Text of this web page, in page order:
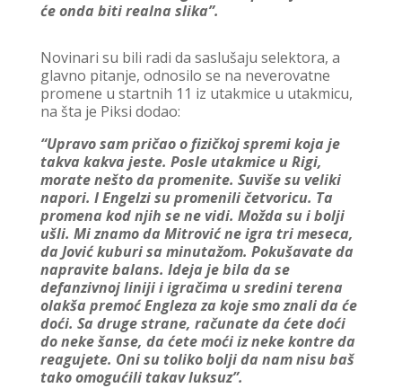
će onda biti realna slika”.
Novinari su bili radi da saslušaju selektora, a
glavno pitanje, odnosilo se na neverovatne
promene u startnih 11 iz utakmice u utakmicu,
na šta je Piksi dodao:
“Upravo sam pričao o fizičkoj spremi koja je
takva kakva jeste. Posle utakmice u Rigi,
morate nešto da promenite. Suviše su veliki
napori. I Engelzi su promenili četvoricu. Ta
promena kod njih se ne vidi. Možda su i bolji
ušli. Mi znamo da Mitrović ne igra tri meseca,
da Jović kuburi sa minutažom. Pokušavate da
napravite balans. Ideja je bila da se
defanzivnoj liniji i igračima u sredini terena
olakša premoć Engleza za koje smo znali da će
doći. Sa druge strane, računate da ćete doći
do neke šanse, da ćete moći iz neke kontre da
reagujete. Oni su toliko bolji da nam nisu baš
tako omogućili takav luksuz”.